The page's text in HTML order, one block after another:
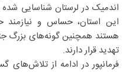
اندمیک در لرستان شناسایی
این استان، حساس و
هستند همچنین گونه‌های بزرگ
تهدید قرار دارند.
فرمانپور در ادامه از